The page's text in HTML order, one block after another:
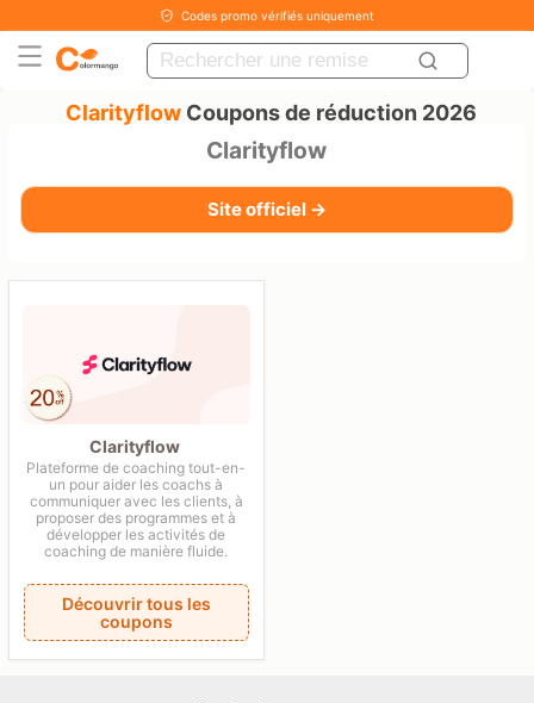
Codes promo vérifiés uniquement
ClarityflowCoupons de réduction 2026
Clarityflow
Site officiel →
Clarityflow
Plateforme de coaching tout-en-
un pour aider les coachs à
communiquer avec les clients, à
proposer des programmes et à
développer les activités de
coaching de manière fluide.
Découvrir tous les
coupons